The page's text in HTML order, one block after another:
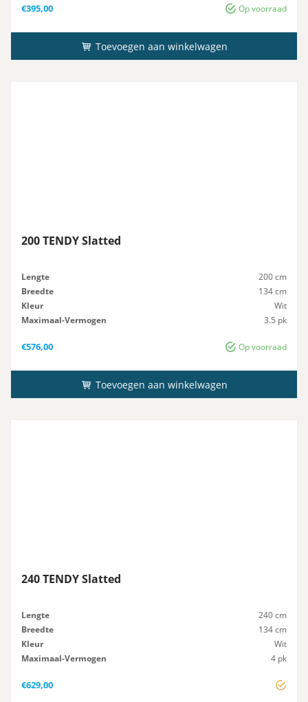
Op voorraad
€395,00
Toevoegen aan winkelwagen
200 TENDY Slatted
Lengte
200 cm
Breedte
134 cm
Kleur
Wit
Maximaal-Vermogen
3.5 pk
Op voorraad
€576,00
Toevoegen aan winkelwagen
240 TENDY Slatted
Lengte
240 cm
Breedte
134 cm
Kleur
Wit
Maximaal-Vermogen
4 pk
€629,00